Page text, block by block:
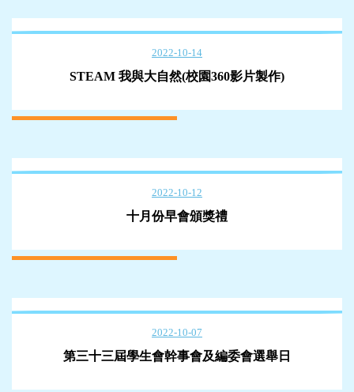
2022-10-14
STEAM 我與大自然(校園360影片製作)
2022-10-12
十月份早會頒獎禮
2022-10-07
第三十三屆學生會幹事會及編委會選舉日